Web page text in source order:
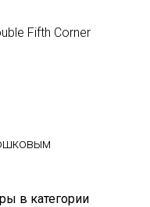
Fifth Corner
в категории